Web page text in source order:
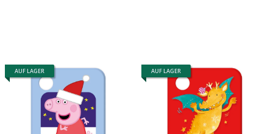
AUF LAGER AUF LAGER